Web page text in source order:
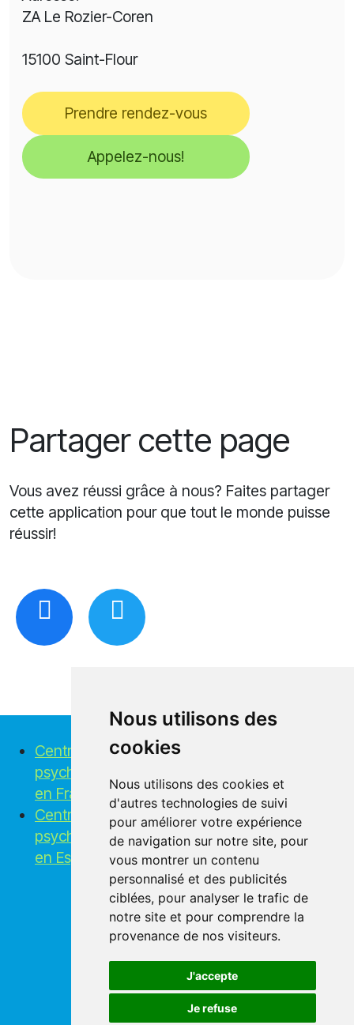
Nous utilisons des
cookies
Nous utilisons des cookies et
d'autres technologies de suivi
pour améliorer votre expérience
de navigation sur notre site, pour
vous montrer un contenu
personnalisé et des publicités
ciblées, pour analyser le trafic de
notre site et pour comprendre la
provenance de nos visiteurs.
J'accepte
Je refuse
ZA Le Rozier-Coren
15100 Saint-Flour
Prendre rendez-vous
Appelez-nous!
Partager cette page
Vous avez réussi grâce à nous? Faites partager
cette application pour que tout le monde puisse
réussir!
Centres de tests
psychotechniques
en France
Centres de tests
psychotechniques
en Espagne
Autres pays
Français
English
Español
Polski
Afrikaans